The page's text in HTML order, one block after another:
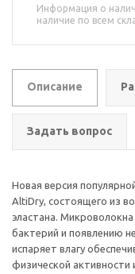
Информация о
наличие по всем
Описание
Задать вопрос
Новая версия
AltiDry, состоящего из
эластана.
бактерий и появлению
испаряет влагу
физической активности